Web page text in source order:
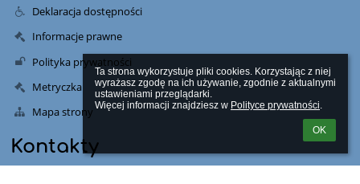
Ta strona wykorzystuje pliki cookies. Korzystając z niej
wyrażasz zgodę na ich używanie, zgodnie z aktualnymi
ustawieniami przeglądarki.
Więcej informacji znajdziesz w Polityce prywatności.
OK
Deklaracja dostępności
Informacje prawne
Polityka prywatności
Metryczka
Mapa strony
Kontakty